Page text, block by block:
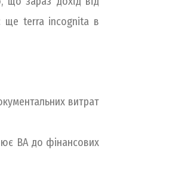
ще terra incognita в
витрат
ВА до фінансових